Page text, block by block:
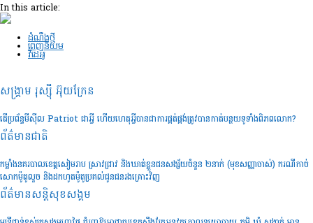
In this article:
ដំណឹងថ្មី
ពេញនិយម
វីដេអូ
សង្គ្រាម រុស្ស៊ី អ៊ុយក្រែន
តើប្រព័ន្ធមីស៊ីល Patriot ជាអ្វី ហើយហេតុអ្វីបានជាការផ្គត់ផ្គង់ត្រូវបានកាត់បន្ថយទូទាំងពិភពលោក?
ព័ត៌មានជាតិ
កម្លាំងនគរបាលខេត្តសៀមរាប ស្រាវជ្រាវ និងឃាត់ខ្លួនជនសង្ស័យចំនួន ២នាក់ (មុខសញ្ញាចាស់) ករណីកាច់
សោកម៉ូតូលួច និងដកហូតម៉ូតូប្រគល់ជូនជនរងគ្រោះវិញ
ព័ត៌មានសន្តិសុខ​សង្គម